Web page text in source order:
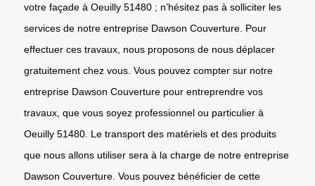
votre façade à Oeuilly 51480 ; n’hésitez pas à solliciter les
services de notre entreprise Dawson Couverture. Pour
effectuer ces travaux, nous proposons de nous déplacer
gratuitement chez vous. Vous pouvez compter sur notre
entreprise Dawson Couverture pour entreprendre vos
travaux, que vous soyez professionnel ou particulier à
Oeuilly 51480. Le transport des matériels et des produits
que nous allons utiliser sera à la charge de notre entreprise
Dawson Couverture. Vous pouvez bénéficier de cette